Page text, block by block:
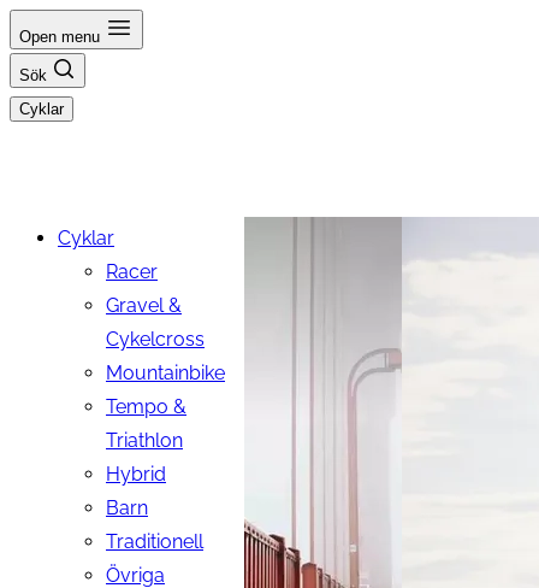
Hoppa
till
innehåll
Open menu
Sök
Cyklar
Cyklar
Racer
Gravel &
Cykelcross
Mountainbike
Tempo &
Triathlon
Hybrid
Barn
Traditionell
Övriga